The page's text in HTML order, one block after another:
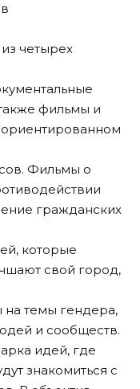
четырех
фильмы и
Фильмы о
гражданских
которые
свой город,
темы гендера,
и сообществ.
идей, где
знакомиться с